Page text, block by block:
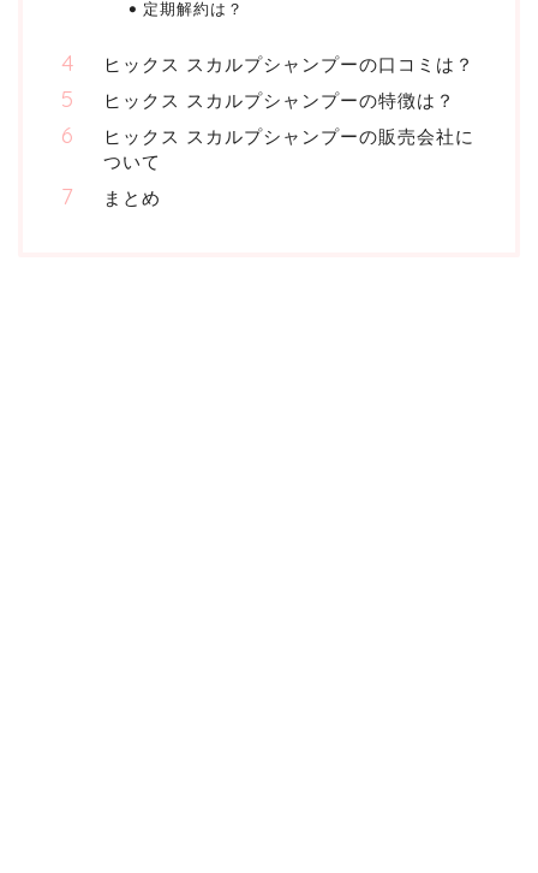
定期解約は？
ヒックス スカルプシャンプーの口コミは？
ヒックス スカルプシャンプーの特徴は？
ヒックス スカルプシャンプーの販売会社に
ついて
まとめ